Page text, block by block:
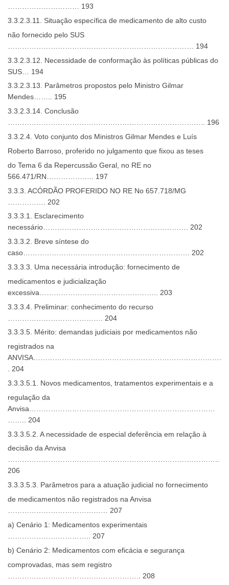
………………………… 193
3.3.2.3.11. Situação específica de medicamento de alto custo
não fornecido pelo SUS
…………………………………………………………………… 194
3.3.2.3.12. Necessidade de conformação às políticas públicas do
SUS… 194
3.3.2.3.13. Parâmetros propostos pelo Ministro Gilmar
Mendes…….. 195
3.3.2.3.14. Conclusão
……………………………………………………………………….. 196
3.3.2.4. Voto conjunto dos Ministros Gilmar Mendes e Luís
Roberto Barroso, proferido no julgamento que fixou as teses
do Tema 6 da Repercussão Geral, no RE no
566.471/RN……………….. 197
3.3.3. ACÓRDÃO PROFERIDO NO RE No 657.718/MG
……………. 202
3.3.3.1. Esclarecimento
necessário……………………………………………………. 202
3.3.3.2. Breve síntese do
caso……………………………………………………………. 202
3.3.3.3. Uma necessária introdução: fornecimento de
medicamentos e judicialização
excessiva………………………………………….. 203
3.3.3.4. Preliminar: conhecimento do recurso
…………………………………. 204
3.3.3.5. Mérito: demandas judiciais por medicamentos não
registrados na
ANVISA…………………………………………………………………….
. 204
3.3.3.5.1. Novos medicamentos, tratamentos experimentais e a
regulação da
Anvisa……………………………………………………………………
…….. 204
3.3.3.5.2. A necessidade de especial deferência em relação à
decisão da Anvisa
……………………………………………………………………………..
206
3.3.3.5.3. Parâmetros para a atuação judicial no fornecimento
de medicamentos não registrados na Anvisa
…………………………………… 207
a) Cenário 1: Medicamentos experimentais
…………………………….. 207
b) Cenário 2: Medicamentos com eficácia e segurança
comprovadas, mas sem registro
……………………………………………….. 208